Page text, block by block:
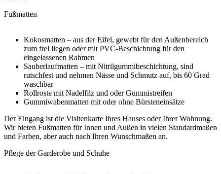
Fußmatten
Kokosmatten – aus der Eifel, gewebt für den Außenbereich
zum frei liegen oder mit PVC-Beschichtung für den
eingelassenen Rahmen
Sauberlaufmatten – mit Nitrilgummibeschichtung, sind
rutschfest und nehmen Nässe und Schmutz auf, bis 60 Grad
waschbar
Rollroste mit Nadelfilz und oder Gummistreifen
Gummiwabenmatten mit oder ohne Bürsteneinsätze
Der Eingang ist die Visitenkarte Ihres Hauses oder Ihrer Wohnung.
Wir bieten Fußmatten für Innen und Außen in vielen Standardmaßen
und Farben, aber auch nach Ihren Wunschmaßen an.
Pflege der Garderobe und Schuhe